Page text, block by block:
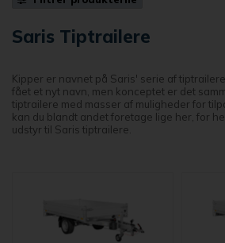
Saris Tiptrailere
Kipper er navnet på Saris' serie af
fået et nyt navn, men konceptet er det
tiptrailere med masser af muligheder for
kan du blandt andet foretage lige her, for
udstyr til Saris tiptrailere.